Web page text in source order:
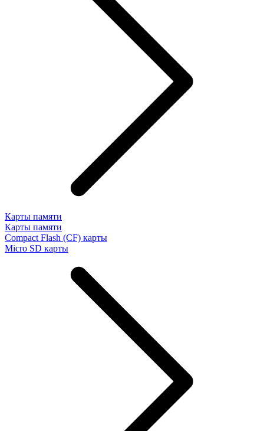
Карты памяти
Карты памяти
Compact Flash (CF) карты
Micro SD карты